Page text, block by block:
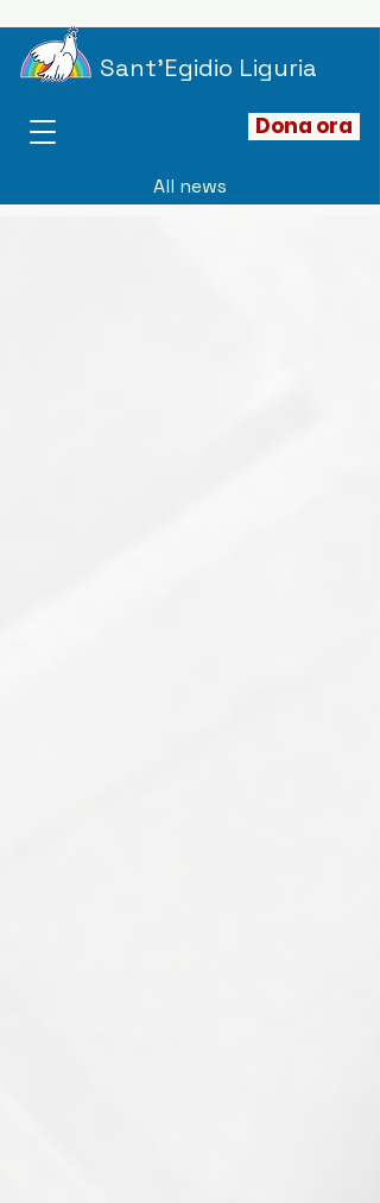
Dona ora
Sant'Egidio Liguria
All news